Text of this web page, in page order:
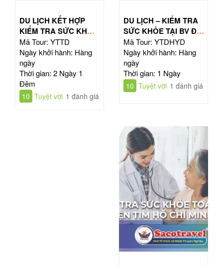
DU LỊCH KẾT HỢP
KIỂM TRA SỨC KHỎE
TOÀN DIỆN
Mã Tour: YTTD
Ngày khởi hành: Hàng
ngày
Thời gian: 2 Ngày 1
Đêm
10 Tuyệt vời 1 đánh giá
DU LỊCH – KIỂM TRA
SỨC KHỎE TẠI BV ĐẠI
HỌC Y DƯỢC TPHCM
Mã Tour: YTDHYD
Ngày khởi hành: Hàng
ngày
Thời gian: 1 Ngày
10 Tuyệt vời 1 đánh giá